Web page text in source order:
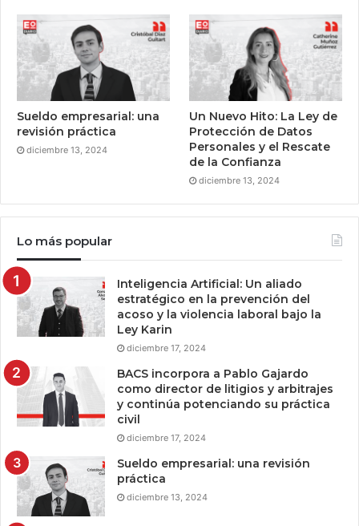
Sueldo empresarial: una
revisión práctica
diciembre 13, 2024
Un Nuevo Hito: La Ley de
Protección de Datos
Personales y el Rescate
de la Confianza
diciembre 13, 2024
Lo más popular
Inteligencia Artificial: Un aliado
estratégico en la prevención del
acoso y la violencia laboral bajo la
Ley Karin
diciembre 17, 2024
BACS incorpora a Pablo Gajardo
como director de litigios y arbitrajes
y continúa potenciando su práctica
civil
diciembre 17, 2024
Sueldo empresarial: una revisión
práctica
diciembre 13, 2024